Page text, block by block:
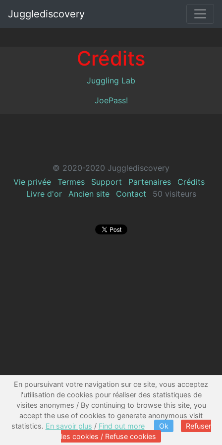
Jugglediscovery
Crédits
Juggling Lab
JoePass!
© 2020-2020 Jugglediscovery
Vie privée
Termes Support Partenaires
Crédits
Livre d'or
Ancien site Contact 50 visiteurs
En poursuivant votre navigation sur ce site, vous acceptez
l'utilisation de cookies pour réaliser des statistiques de
visites anonymes / By continuing to browse this site, you
accept the use of cookies to generate anonymous visit
statistics. En savoir plus / Find out more Ok
Refuser
les cookies / Refuse cookies